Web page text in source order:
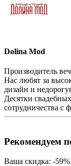
Dolina Mod
Производитель
Нас любят за
дизайн и
Десятки
сотрудничества
Рекомендуем
Ваша скидка: -59%